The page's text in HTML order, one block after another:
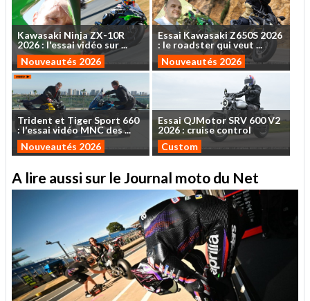
Kawasaki NinjaZX-10R
2026: l'essaividéo sur...
Nouveautés 2026
Essai KawasakiZ650S 2026
: le roadsterquiveut ...
Nouveautés 2026
Trident et TigerSport 660
: l'essaividéoMNCdes...
Nouveautés 2026
EssaiQJMotorSRV 600V2
2026 : cruise control
Custom
A lire aussi sur le Journal moto du Net